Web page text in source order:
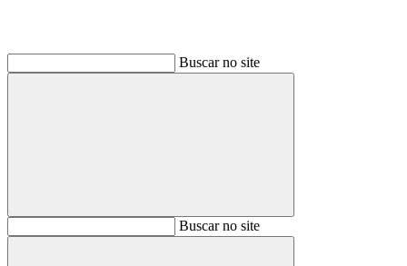
Buscar no site
BuscarBuscar no site